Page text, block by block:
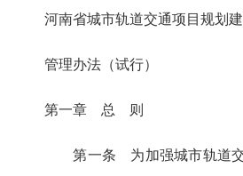
河南省城市轨道交通项目规划
管理办法（试行）
第一章 总 则
第一条 为加强城市轨道交